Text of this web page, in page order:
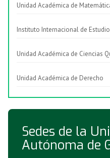
Unidad Académica de
Instituto Internacional de
Unidad Académica de Ciencias
Unidad Académica de Derecho
Sedes de la
Autónoma de